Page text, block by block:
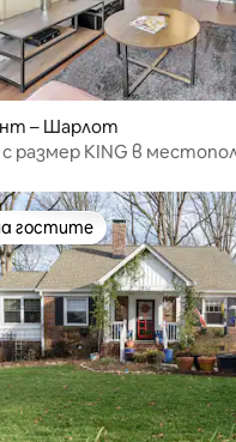
– Шарлот
с размер KING в
избор на гостите
гостите